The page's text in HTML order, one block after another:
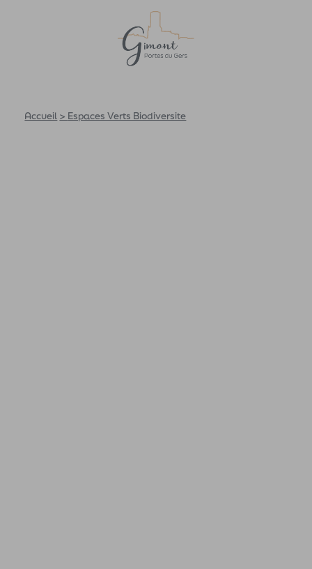
Accueil > Espaces Verts Biodiversite